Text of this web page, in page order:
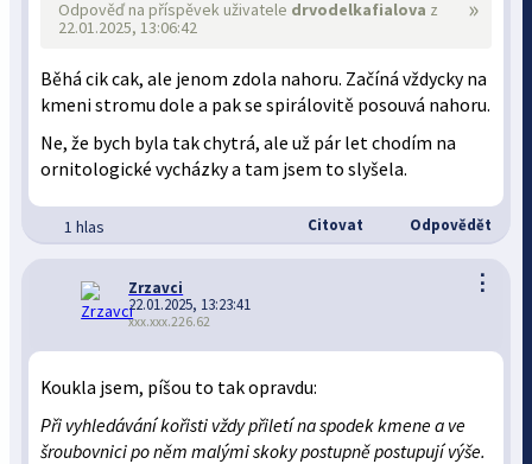
»
Odpověď na příspěvek uživatele drvodelkafialova z
22.01.2025, 13:06:42
Běhá cik cak, ale jenom zdola nahoru. Začíná vždycky na
kmeni stromu dole a pak se spirálovitě posouvá nahoru.
Ne, že bych byla tak chytrá, ale už pár let chodím na
ornitologické vycházky a tam jsem to slyšela.
1 hlas Citovat Odpovědět
⋮
Zrzavci
22.01.2025, 13:23:41
xxx.xxx.226.62
Koukla jsem, píšou to tak opravdu:
Při vyhledávání kořisti vždy přiletí na spodek kmene a ve
šroubovnici po něm malými skoky postupně postupují výše.